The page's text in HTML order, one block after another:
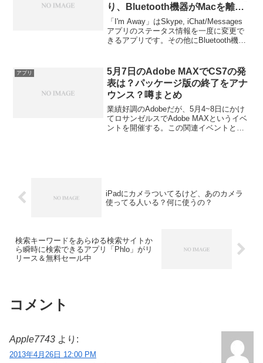
り、Bluetooth機器がMacを離れ
るとロックを掛けてくれるアプリ
「I’m Away」が無料セール中
「I'm Away」はSkype, iChat/Messages
アプリのステータス情報を一度に変更で
きるアプリです。その他にBluetooth機器
る機能もあります。詳細は以下から。
アプリ
5月7日のAdobe MAXでCS7の発
表は？パッケージ版の終了をアナ
ウンス？噂まとめ
業績好調のAdobeだが、5月4~8日にかけ
てロサンゼルスでAdobe MAXというイベ
ントを開催する。この関連イベントとし
iPadにカメラついてるけど、あのカメラ
使ってる人いる？何に使うの？
検索キーワードをあらゆる検索サイトか
ら瞬時に検索できるアプリ「Phlo」がリ
リース＆無料セール中
コメント
Apple7743 より:
2013年4月26日 12:00 PM